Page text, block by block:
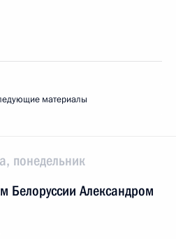
материалы
понедельник
Белоруссии Александром